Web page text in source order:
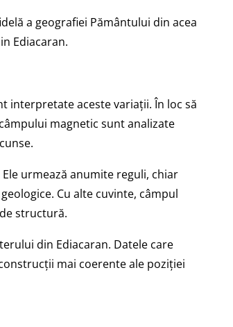
a geografiei Pământului din acea
Ediacaran.
interpretate aceste variații. În loc să
magnetic sunt analizate
urmează anumite reguli, chiar
Cu alte cuvinte, câmpul
structură.
din Ediacaran. Datele care
mai coerente ale poziției